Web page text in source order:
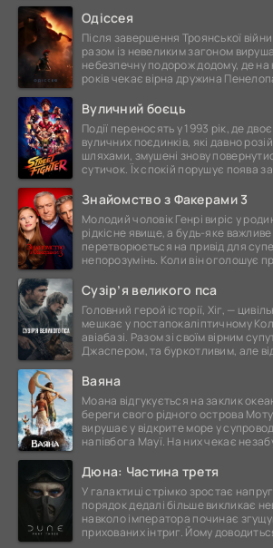
Одіссея
Після завершення Троянської
разом із невеликим загоном
небезпечну подорож додому, де на
років чекає вірна дружина
Вуличний боєць
Події переносять у 1993 рік, де
вуличних поєдинків, які давно
шляхами, змушені знову
сутичок. Їх спокій порушує поява
Знайомство з Факерами 3
Молодий чоловік Генрі виріс у
рідкісне явище, а будь-яке
перетворюється на привід для
непорозумінь. Коли він оголошує
Сузір’я великого пса
Головний герой історії, Хіг, —
мешкає у постапокаліптичному
авіабазі. Разом зі своїм вірним
Джаспером, та буркотливим, але
Ваяна
Моана відгукується на заклик
береги свого рідного острова
вирушає у відкрите море у
напівбога Мауї. На них чекає
Дюна: Частина третя
У галактиці стрімко зростає
порядок дедалі більше викликає
навколо імператора починає
прихованих інтриг. Йому